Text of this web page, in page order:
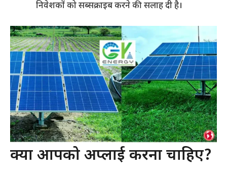
निवेशकों को सब्सक्राइब करने की सलाह दी है।
क्या आपको अप्लाई करना चाहिए?